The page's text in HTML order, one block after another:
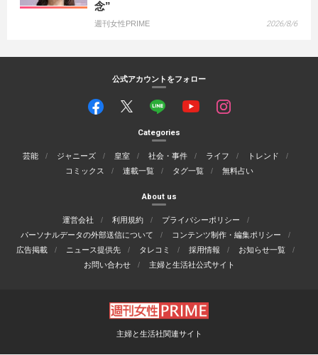
念”
週刊女性PRIME 2026/8/6
公式アカウントをフォロー
Categories
芸能 ジャニーズ 皇室 社会・事件 ライフ
トレンド
コミックス
連載一覧 タグ一覧 無料占い
About us
運営会社 利用規約
プライバシーポリシー
パーソナルデータの外部送信について
コンテンツ制作・編集ポリシー
広告掲載
ニュース提供先 タレコミ 採用情報
お知らせ一覧
お問い合わせ
主婦と生活社公式サイト
主婦と生活社関連サイト